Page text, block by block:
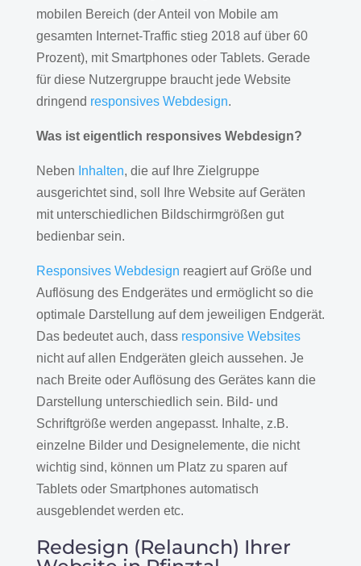
mobilen Bereich (der Anteil von Mobile am
gesamten Internet-Traffic stieg 2018 auf über 60
Prozent), mit Smartphones oder Tablets. Gerade
für diese Nutzergruppe braucht jede Website
dringend responsives Webdesign.
Was ist eigentlich responsives Webdesign?
Neben Inhalten, die auf Ihre Zielgruppe
ausgerichtet sind, soll Ihre Website auf Geräten
mit unterschiedlichen Bildschirmgrößen gut
bedienbar sein.
Responsives Webdesign reagiert auf Größe und
Auflösung des Endgerätes und ermöglicht so die
optimale Darstellung auf dem jeweiligen Endgerät.
Das bedeutet auch, dass responsive Websites
nicht auf allen Endgeräten gleich aussehen. Je
nach Breite oder Auflösung des Gerätes kann die
Darstellung unterschiedlich sein. Bild- und
Schriftgröße werden angepasst. Inhalte, z.B.
einzelne Bilder und Designelemente, die nicht
wichtig sind, können um Platz zu sparen auf
Tablets oder Smartphones automatisch
ausgeblendet werden etc.
Redesign (Relaunch) Ihrer